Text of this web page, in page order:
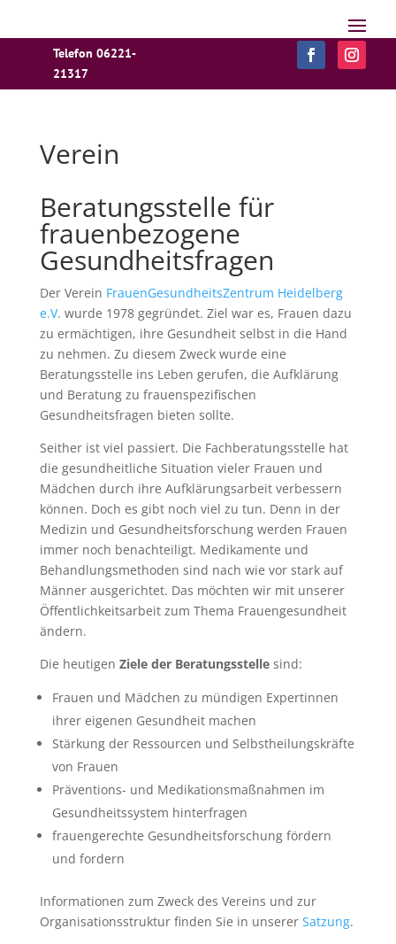
Telefon 06221-
21317
Verein
Beratungsstelle für
frauenbezogene
Gesundheitsfragen
Der Verein FrauenGesundheitsZentrum Heidelberg
e.V. wurde 1978 gegründet. Ziel war es, Frauen dazu
zu ermächtigen, ihre Gesundheit selbst in die Hand
zu nehmen. Zu diesem Zweck wurde eine
Beratungsstelle ins Leben gerufen, die Aufklärung
und Beratung zu frauenspezifischen
Gesundheitsfragen bieten sollte.
Seither ist viel passiert. Die Fachberatungsstelle hat
die gesundheitliche Situation vieler Frauen und
Mädchen durch ihre Aufklärungsarbeit verbessern
können. Doch es gibt noch viel zu tun. Denn in der
Medizin und Gesundheitsforschung werden Frauen
immer noch benachteiligt. Medikamente und
Behandlungsmethoden sind nach wie vor stark auf
Männer ausgerichtet. Das möchten wir mit unserer
Öffentlichkeitsarbeit zum Thema Frauengesundheit
ändern.
Die heutigen Ziele der Beratungsstellesind:
Frauen und Mädchen zu mündigen Expertinnen
ihrer eigenen Gesundheit machen
Stärkung der Ressourcen und Selbstheilungskräfte
von Frauen
Präventions- und Medikationsmaßnahmen im
Gesundheitssystem hinterfragen
frauengerechte Gesundheitsforschung fördern
und fordern
Informationen zum Zweck des Vereins und zur
Organisationsstruktur finden Sie in unserer Satzung.